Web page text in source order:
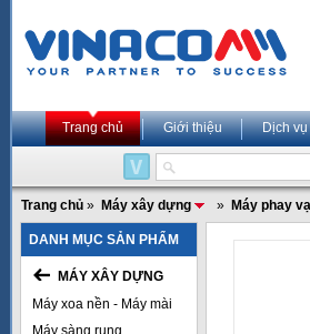
Trang chủ Giới thiệu Dịch vụ
Trang chủ » Máy xây dựng » Máy phay
DANH MỤC SẢN PHẨM
MÁY XÂY DỰNG
Máy xoa nền - Máy mài
Máy sàng rung